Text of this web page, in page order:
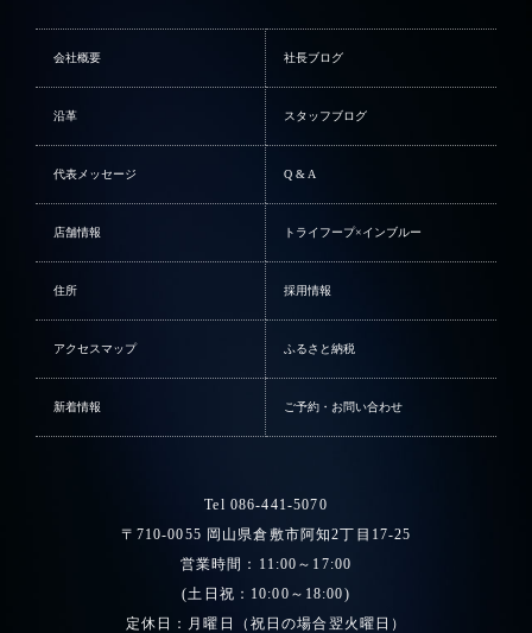
会社概要 社長ブログ
沿革 スタッフブログ
代表メッセージ Q & A
店舗情報 トライフープ×インブルー
住所 採用情報
アクセスマップ ふるさと納税
新着情報 ご予約・お問い合わせ
Tel 086-441-5070
〒710-0055 岡山県倉敷市阿知2丁目17-25
営業時間：11:00～17:00
(土日祝：10:00～18:00)
定休日：月曜日（祝日の場合翌火曜日）